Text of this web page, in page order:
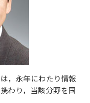
，永年にわたり情報
わり，当該分野を国